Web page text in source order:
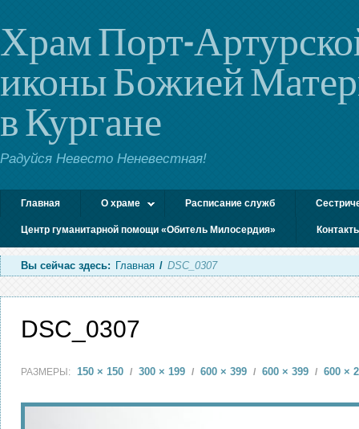
Храм Порт-
иконы Божией
в Кургане
Радуйся Невесто Неневестная!
Главная О храме Расписание служб
Центр гуманитарной помощи «Обитель Милосердия»
Вы сейчас здесь: Главная / DSC_0307
DSC_0307
РАЗМЕРЫ: 150 × 150 / 300 × 199 / 600 × 399 / 600 × 399 / 600 ×